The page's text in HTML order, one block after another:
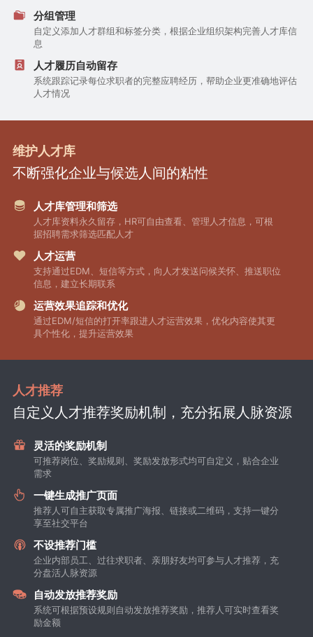
分组管理
自定义添加人才群组和标签分类，根据企业组织架构完善人才库信
息
人才履历自动留存
系统跟踪记录每位求职者的完整应聘经历，帮助企业更准确地评估
人才情况
维护人才库
不断强化企业与候选人间的粘性
人才库管理和筛选
人才库资料永久留存，HR可自由查看、管理人才信息，可根
据招聘需求筛选匹配人才
人才运营
支持通过EDM、短信等方式，向人才发送问候关怀、推送职位
信息，建立长期联系
运营效果追踪和优化
通过EDM/短信的打开率跟进人才运营效果，优化内容使其更
具个性化，提升运营效果
人才推荐
自定义人才推荐奖励机制，充分拓展人脉资源
灵活的奖励机制
可推荐岗位、奖励规则、奖励发放形式均可自定义，贴合企业
需求
一键生成推广页面
推荐人可自主获取专属推广海报、链接或二维码，支持一键分
享至社交平台
不设推荐门槛
企业内部员工、过往求职者、亲朋好友均可参与人才推荐，充
分盘活人脉资源
自动发放推荐奖励
系统可根据预设规则自动发放推荐奖励，推荐人可实时查看奖
励金额